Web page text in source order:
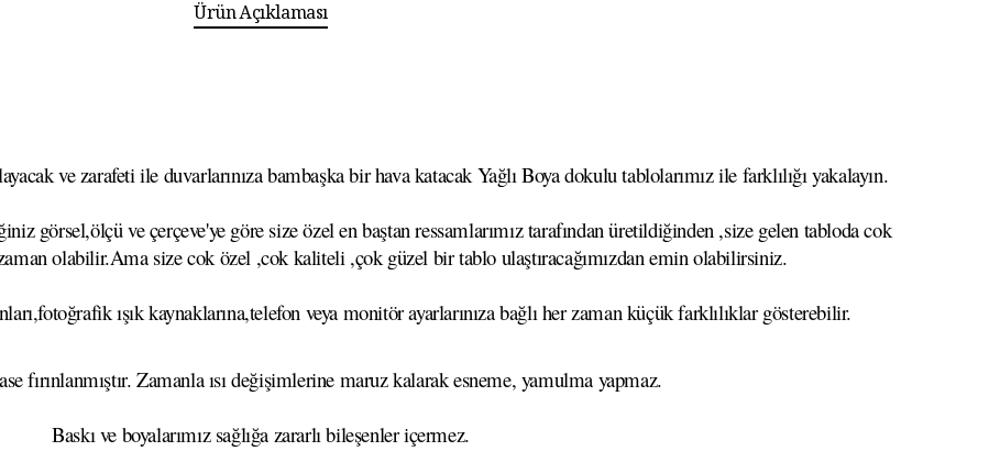
Ürün Açıklaması
ve zarafeti ile duvarlarınıza bambaşka bir hava katacak Yağlı Boya dokulu tablolarımız ile farklılığı yakalayın.
görsel,ölçü ve çerçeve'ye göre size özel en baştan ressamlarımız tarafından üretildiğinden ,size gelen tabloda cok
olabilir.Ama size cok özel ,cok kaliteli ,çok güzel bir tablo ulaştıracağımızdan emin olabilirsiniz.
ışık kaynaklarına,telefon veya monitör ayarlarınıza bağlı her zaman küçük farklılıklar gösterebilir.
fırınlanmıştır. Zamanla ısı değişimlerine maruz kalarak esneme, yamulma yapmaz.
Baskı ve boyalarımız sağlığa zararlı bileşenler içermez.